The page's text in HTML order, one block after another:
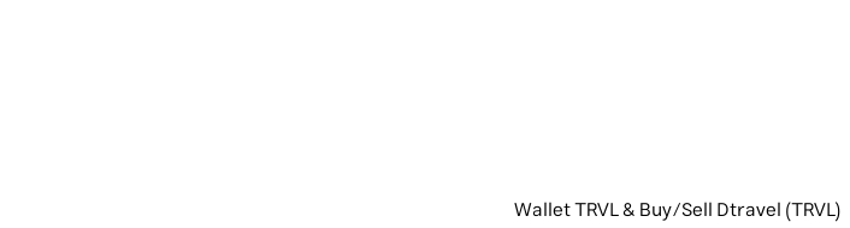
Wallet TRVL & Buy/Sell Dtravel (TRVL)